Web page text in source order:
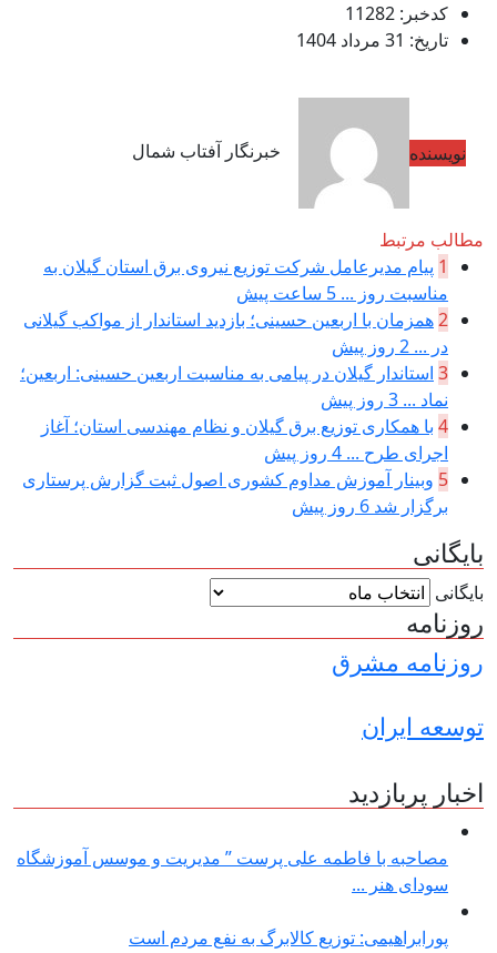
کدخبر: 11282
تاریخ: 31 مرداد 1404
نویسنده خبرنگار آفتاب شمال
مطالب مرتبط
1 پیام مدیرعامل شركت توزیع نیروی برق استان گیلان به
مناسبت روز ... 5 ساعت پیش
2همزمان با اربعین حسینی؛ بازدید استاندار از مواکب گیلانی
در ... 2 روز پیش
3 استاندار گیلان در پیامی به مناسبت اربعین حسینی: اربعین؛
نماد ... 3 روز پیش
4 با همکاری توزیع برق گیلان و نظام مهندسی استان؛ آغاز
اجرای طرح ... 4 روز پیش
5 وبینار آموزش مداوم کشوری اصول ثبت گزارش پرستاری
برگزار شد 6 روز پیش
بایگانی
بایگانی
روزنامه
روزنامه مشرق
توسعه ایران
اخبار پربازدید
مصاحبه با فاطمه علی پرست ” مدیریت و موسس آموزشگاه
سودای هنر ...
پورابراهیمی: توزیع کالابرگ به نفع مردم است